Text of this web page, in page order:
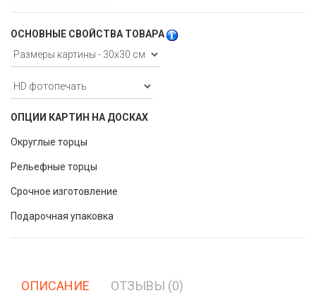
ОСНОВНЫЕ СВОЙСТВА ТОВАРА
ОПЦИИ КАРТИН НА ДОСКАХ
Округлые торцы
Рельефные торцы
Срочное изготовление
Подарочная упаковка
ОПИСАНИЕ ОТЗЫВЫ (0)